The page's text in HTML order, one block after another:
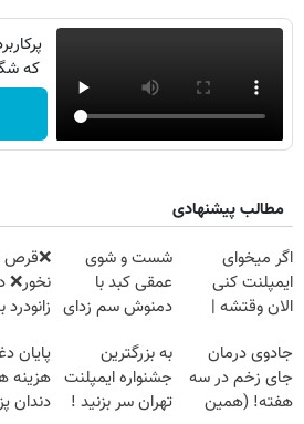
که
مطالب پیشنهادی
اگر میخوای
ایمپلنت کنی
الان وقتشه |
میلیون تومان!!!
شست و شوی
عمقی کبد با
دمنوش سم زدای
❌قرص‌
نخور❌
جادوی درمان
جای زخم در سه
هفته! (همین
به بزرگترین
جشنواره ایمپلنت
تهران سر بزنید !
پایان
هزینه
دندان